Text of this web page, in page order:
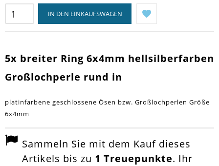
IN DEN EINKAUFSWAGEN
5x breiter Ring 6x4mm hellsilberfarben
Großlochperle rund in
platinfarbene geschlossene Ösen bzw. Großlochperlen Größe
6x4mm
Sammeln Sie mit dem Kauf dieses
Artikels bis zu 1 Treuepunkte. Ihr